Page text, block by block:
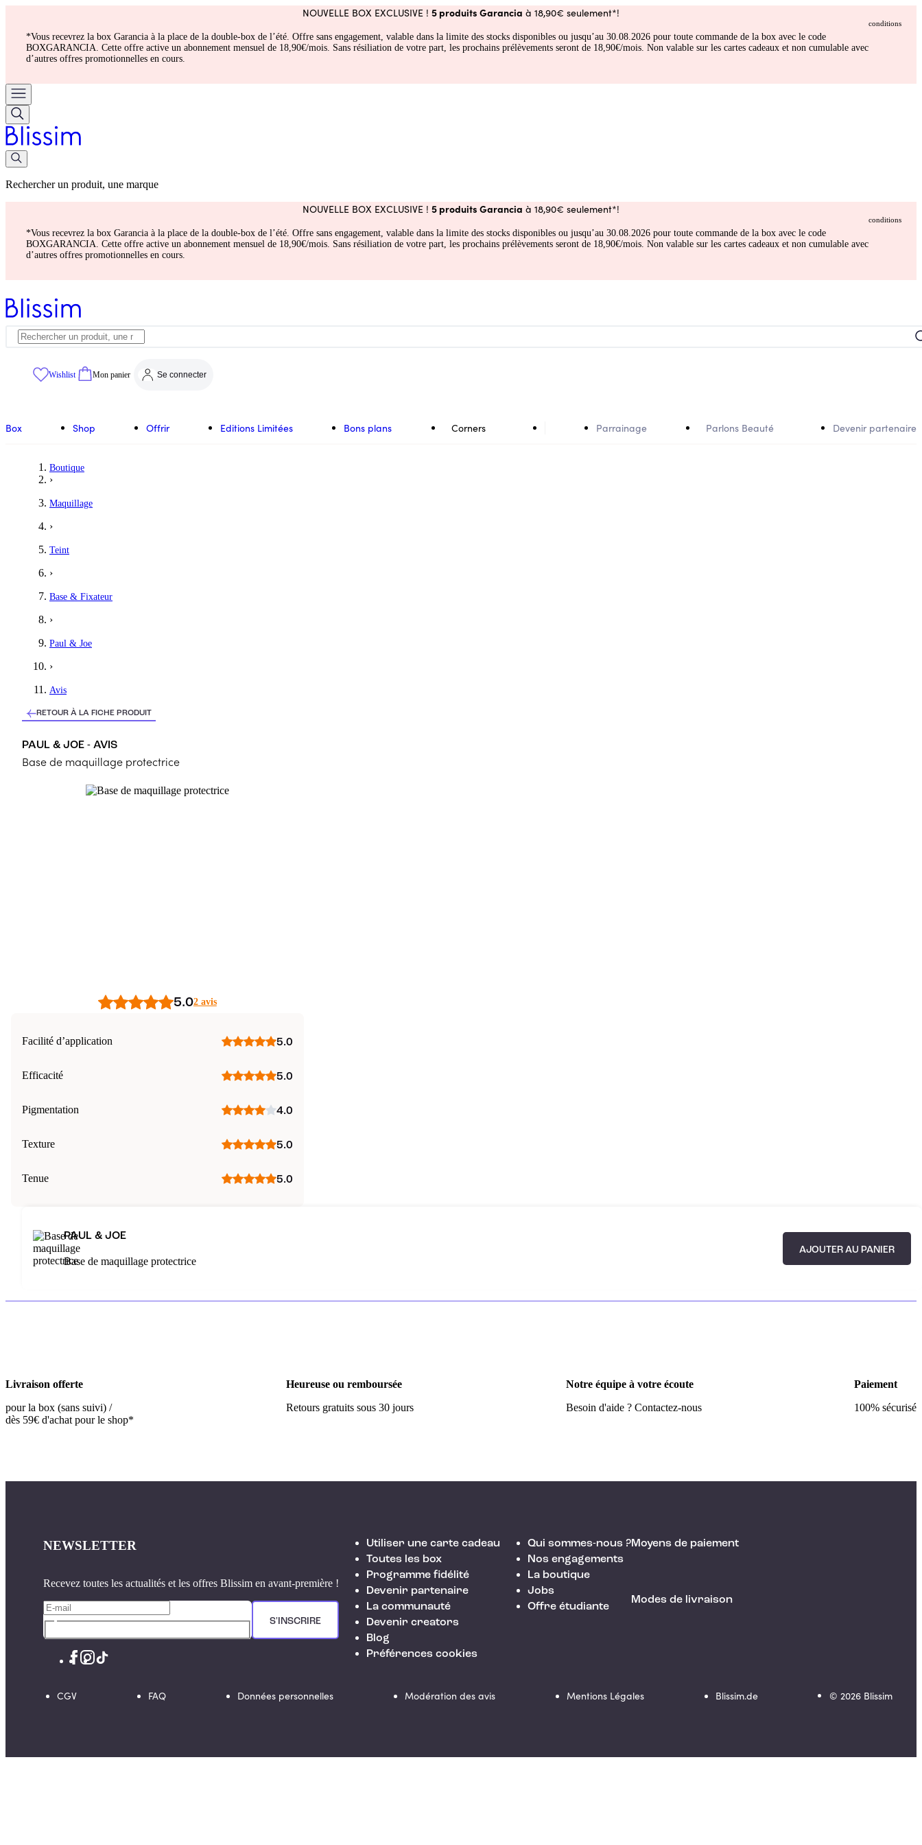
NOUVELLE BOX EXCLUSIVE ! 5 produits Garancia à 18,90€ seulement*!
conditions
*Vous recevrez la box Garancia à la place de la double-box de l’été. Offre sans engagement, valable dans la limite des stocks disponibles ou jusqu’au 30.08.2026 pour toute commande de la box avec le code
BOXGARANCIA. Cette offre active un abonnement mensuel de 18,90€/mois. Sans résiliation de votre part, les prochains prélèvements seront de 18,90€/mois. Non valable sur les cartes cadeaux et non cumulable avec
d’autres offres promotionnelles en cours.
Rechercher un produit, une marque
NOUVELLE BOX EXCLUSIVE ! 5 produits Garancia à 18,90€ seulement*!
conditions
*Vous recevrez la box Garancia à la place de la double-box de l’été. Offre sans engagement, valable dans la limite des stocks disponibles ou jusqu’au 30.08.2026 pour toute commande de la box avec le code
BOXGARANCIA. Cette offre active un abonnement mensuel de 18,90€/mois. Sans résiliation de votre part, les prochains prélèvements seront de 18,90€/mois. Non valable sur les cartes cadeaux et non cumulable avec
d’autres offres promotionnelles en cours.
Wishlist Mon panier Se connecter
Box Shop Offrir Editions Limitées Bons plans Corners Parrainage Parlons Beauté Devenir partenaire
Boutique
›
Maquillage
›
Teint
›
Base & Fixateur
›
Paul & Joe
›
Avis
RETOUR À LA FICHE PRODUIT
PAUL & JOE - AVIS
Base de maquillage protectrice
5.02 avis
Facilité d’application 5.0
Efficacité 5.0
Pigmentation 4.0
Texture 5.0
Tenue 5.0
PAUL & JOE
Base de maquillage protectrice
AJOUTER AU PANIER
Livraison offerte
pour la box (sans suivi) /
dès 59€ d'achat pour le shop*
Heureuse ou remboursée
Retours gratuits sous 30 jours
Notre équipe à votre écoute
Besoin d'aide ? Contactez-nous
Paiement
100% sécurisé
NEWSLETTER
Recevez toutes les actualités et les offres Blissim en avant-première !
S'INSCRIRE
Utiliser une carte cadeau
Toutes les box
Programme fidélité
Devenir partenaire
La communauté
Devenir creators
Blog
Préférences cookies
Qui sommes-nous ?
Nos engagements
La boutique
Jobs
Offre étudiante
Moyens de paiement
Modes de livraison
CGV FAQ Données personnelles Modération des avis Mentions Légales Blissim.de © 2026Blissim